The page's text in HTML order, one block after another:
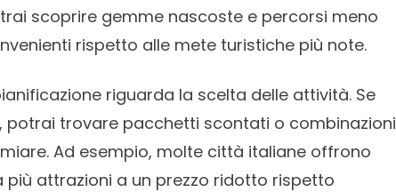
scoprire gemme nascoste e percorsi meno
rispetto alle mete turistiche più note.
riguarda la scelta delle attività. Se
potrai trovare pacchetti scontati o combinazioni
Ad esempio, molte città italiane offrono
più attrazioni a un prezzo ridotto rispetto